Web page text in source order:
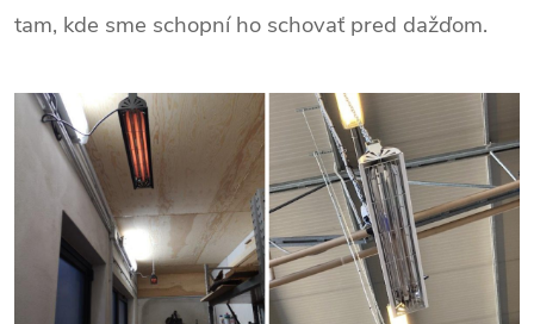
tam, kde sme schopní ho schovať pred dažďom.